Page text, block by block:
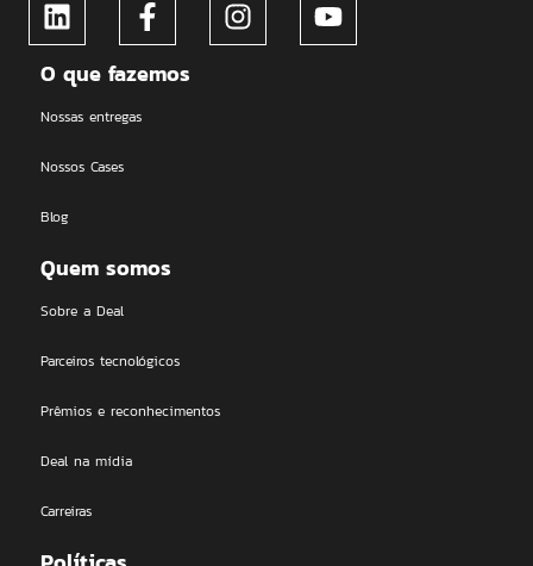
O que fazemos
Nossas entregas
Nossos Cases
Blog
Quem somos
Sobre a Deal
Parceiros tecnológicos
Prêmios e reconhecimentos
Deal na mídia
Carreiras